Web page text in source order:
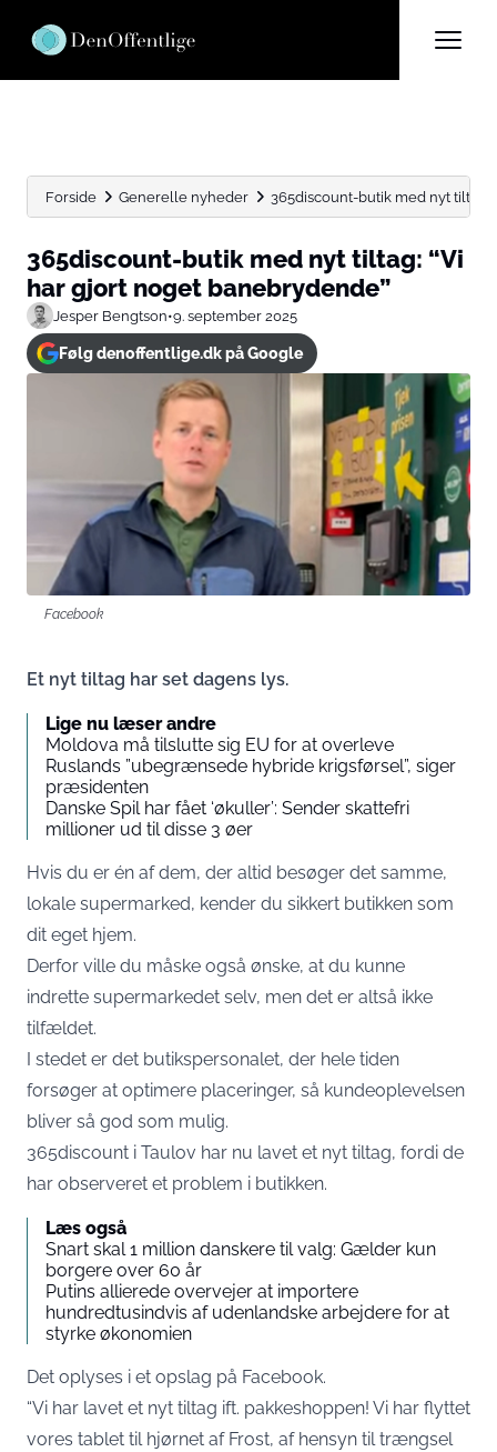
Forside Generelle nyheder 365discount-butik med nyt tiltag:
365discount-butik med nyt tiltag: “Vi
har gjort noget banebrydende”
Jesper Bengtson•9. september 2025
Følg denoffentlige.dk på Google
Facebook
Et nyt tiltag har set dagens lys.
Lige nu læser andre
Moldova må tilslutte sig EU for at overleve
Ruslands ”ubegrænsede hybride krigsførsel”, siger
præsidenten
Danske Spil har fået ‘økuller’: Sender skattefri
millioner ud til disse 3 øer
Hvis du er én af dem, der altid besøger det samme,
lokale supermarked, kender du sikkert butikken som
dit eget hjem.
Derfor ville du måske også ønske, at du kunne
indrette supermarkedet selv, men det er altså ikke
tilfældet.
I stedet er det butikspersonalet, der hele tiden
forsøger at optimere placeringer, så kundeoplevelsen
bliver så god som mulig.
365discount i Taulov har nu lavet et nyt tiltag, fordi de
har observeret et problem i butikken.
Læs også
Snart skal 1 million danskere til valg: Gælder kun
borgere over 60 år
Putins allierede overvejer at importere
hundredtusindvis af udenlandske arbejdere for at
styrke økonomien
Det oplyses i et opslag på Facebook.
“Vi har lavet et nyt tiltag ift. pakkeshoppen! Vi har flyttet
vores tablet til hjørnet af Frost, af hensyn til trængsel